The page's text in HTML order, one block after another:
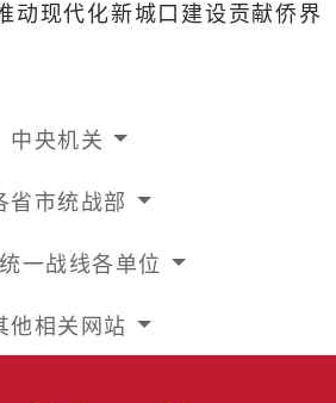
动现代化新城口建设贡献侨界
中央机关
省市统战部
一战线各单位
他相关网站